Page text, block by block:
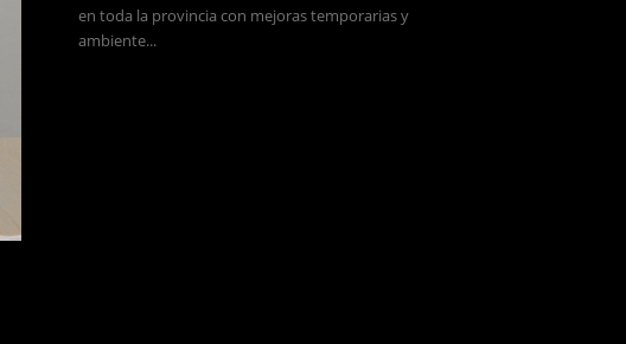
en toda la provincia con mejoras temporarias y
ambiente...